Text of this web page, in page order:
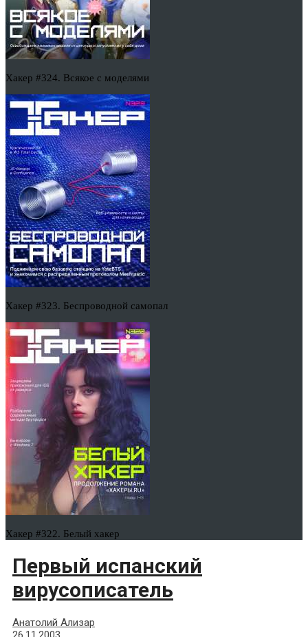
Хакер #324. Всякое с моделями
Хакер #323. Беспроводной самопал
Хакер #322. Белый хакер
Первый испанский
вирусописатель
Анатолий Ализар